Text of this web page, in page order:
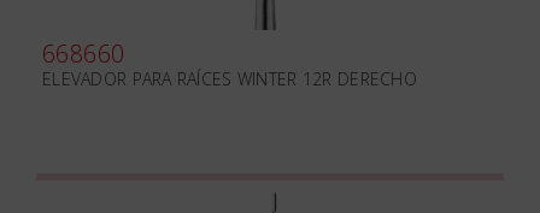
668660
ELEVADOR PARA RAÍCES WINTER 12R DERECHO